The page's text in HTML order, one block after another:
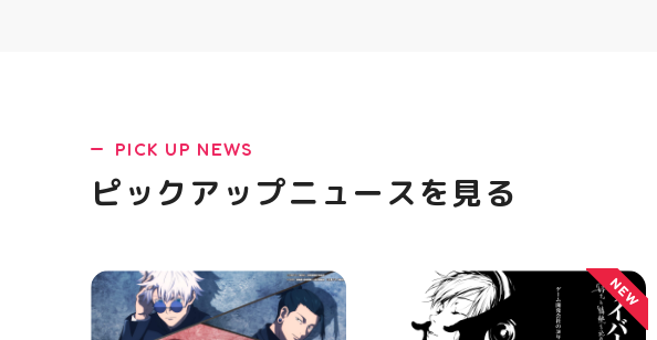
夏を盛り上げていきます️ スポー
ツナビゲーター一同当お待ちし
ております✧⁠◝⁠(⁠⁰⁠▿⁠⁰⁠)⁠◜⁠✧ #ゼビオ
#アティ郡山
を横にスワイプして、完成まで
の様子も見てね #ピアネージュ
手作り 洋裁 ソーイング 郡山市
郡山 福島県 手作りのある暮ら
PICK UP NEWS
ピックアップニュースを見る
NEW